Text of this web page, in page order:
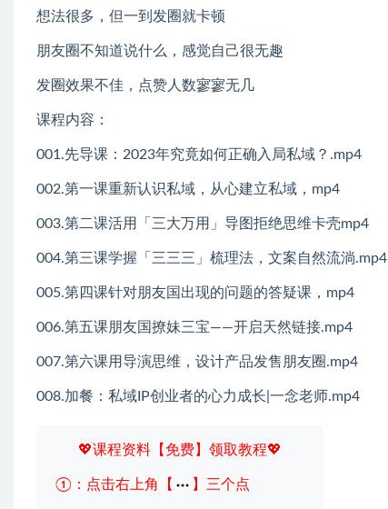
想法很多，但一到发圈就卡顿
朋友圈不知道说什么，感觉自己很无趣
发圈效果不佳，点赞人数寥寥无几
课程内容：
001.先导课：2023年究竟如何正确入局私域？.mp4
002.第一课重新认识私域，从心建立私域，mp4
003.第二课活用「三大万用」导图拒绝思维卡壳mp4
004.第三课学握「三三三」梳理法，文案自然流淌.mp4
005.第四课针对朋友国出现的问题的答疑课，mp4
006.第五课朋友国撩妹三宝——开启天然链接.mp4
007.第六课用导演思维，设计产品发售朋友圈.mp4
008.加餐：私域IP创业者的心力成长|一念老师.mp4
💖课程资料【免费】领取教程💖
①：点击右上角【 】三个点